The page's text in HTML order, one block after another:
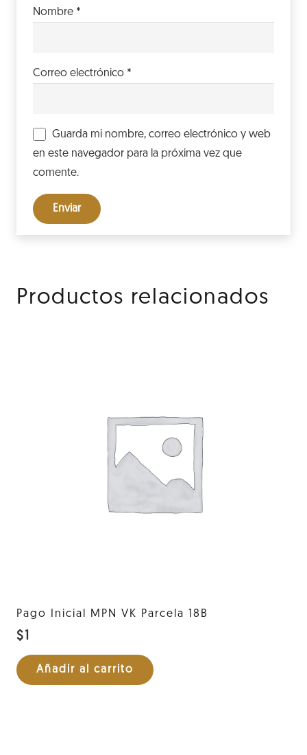
Nombre *
Correo electrónico *
Guarda mi nombre, correo electrónico y web
en este navegador para la próxima vez que
comente.
Productos relacionados
Pago Inicial MPN VK Parcela 18B
$1
Añadir al carrito